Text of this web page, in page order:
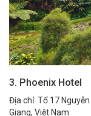
3. Phoenix Hotel
Địa chỉ: Tổ 17
Giang, Việt Nam